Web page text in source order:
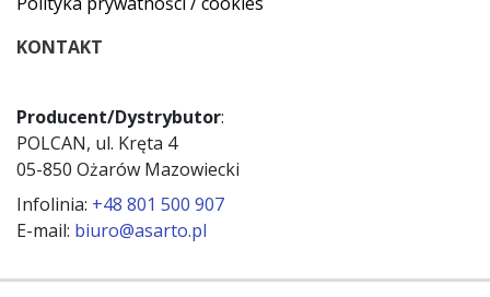
KONTAKT
Producent/Dystrybutor:
POLCAN, ul. Kręta 4
05-850 Ożarów Mazowiecki
Infolinia: +48 801 500 907
E-mail: biuro@asarto.pl